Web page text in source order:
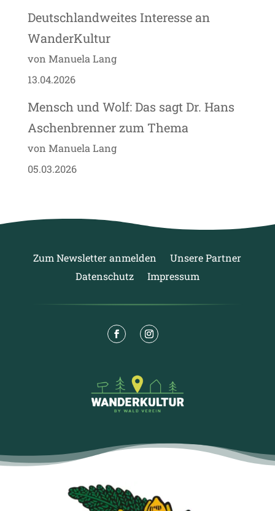
Deutschlandweites Interesse an
WanderKultur
von Manuela Lang
13.04.2026
Mensch und Wolf: Das sagt Dr. Hans
Aschenbrenner zum Thema
von Manuela Lang
05.03.2026
Zum Newsletter anmelden
Unsere Partner
Datenschutz
Impressum